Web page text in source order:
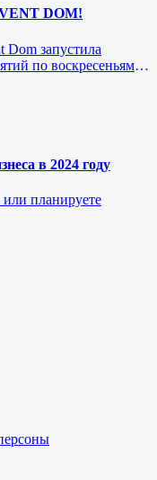
DOM!
Dom запустила
по воскресеньям за
в 2024 году
планируете